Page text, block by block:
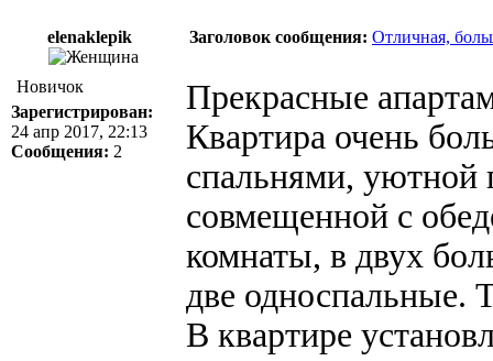
elenaklepik Заголовок сообщения: Отличная,
Новичок
Зарегистрирован:
24 апр 2017, 22:13
Сообщения: 2
Прекрасные
Квартира очень
спальнями, уютной
совмещенной с
комнаты, в двух
две односпальные.
В квартире